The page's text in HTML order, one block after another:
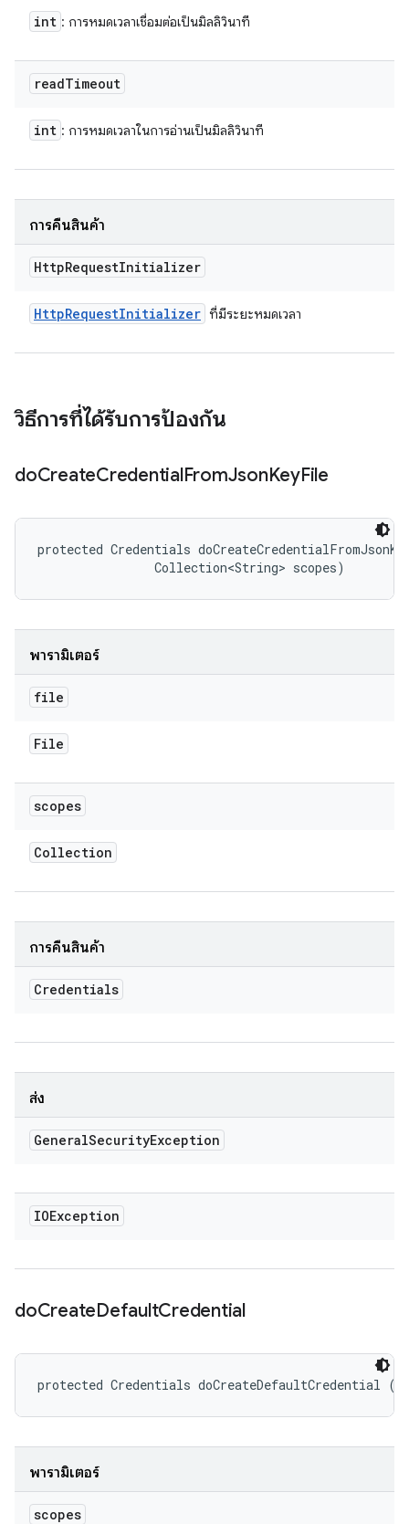
int : การหมดเวลาเชื่อมต่อเป็นมิลลิวินาที
readTimeout
int : การหมดเวลาในการอ่านเป็นมิลลิวินาที
การคืนสินค้า
HttpRequestInitializer
HttpRequestInitializer ที่มีระยะหมดเวลา
วิธีการที่ได้รับการป้องกัน
doCreateCredentialFromJsonKeyFile
protected Credentials
                Collection<String> scopes)
พารามิเตอร์
file
File
scopes
Collection
การคืนสินค้า
Credentials
ส่ง
GeneralSecurityException
IOException
doCreateDefaultCredential
protected Credentials doCreateDefaultCredential
พารามิเตอร์
scopes